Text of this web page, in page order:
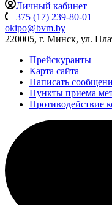
Личный кабинет
+375 (17) 239-80-01
okipo@bvm.by
220005, г. Минск, ул.
Прейскуранты
Карта сайта
Написать
Пункты приема
Противодействие